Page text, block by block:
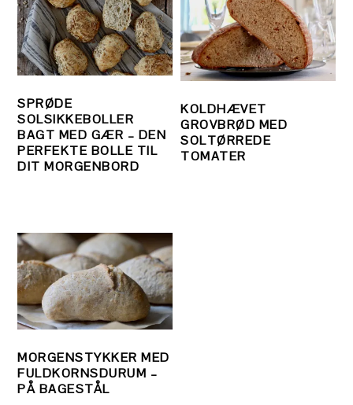
SPRØDE
SOLSIKKEBOLLER
BAGT MED GÆR – DEN
PERFEKTE BOLLE TIL
DIT MORGENBORD
KOLDHÆVET
GROVBRØD MED
SOLTØRREDE
TOMATER
MORGENSTYKKER MED
FULDKORNSDURUM –
PÅ BAGESTÅL